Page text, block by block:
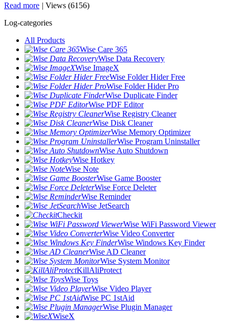
Read more | Views (6156)
Log-categories
All Products
Wise Care 365
Wise Data Recovery
Wise ImageX
Wise Folder Hider Free
Wise Folder Hider Pro
Wise Duplicate Finder
Wise PDF Editor
Wise Registry Cleaner
Wise Disk Cleaner
Wise Memory Optimizer
Wise Program Uninstaller
Wise Auto Shutdown
Wise Hotkey
Wise Note
Wise Game Booster
Wise Force Deleter
Wise Reminder
Wise JetSearch
Checkit
Wise WiFi Password Viewer
Wise Video Converter
Wise Windows Key Finder
Wise AD Cleaner
Wise System Monitor
KillAliProtect
Wise Toys
Wise Video Player
Wise PC 1stAid
Wise Plugin Manager
WiseX